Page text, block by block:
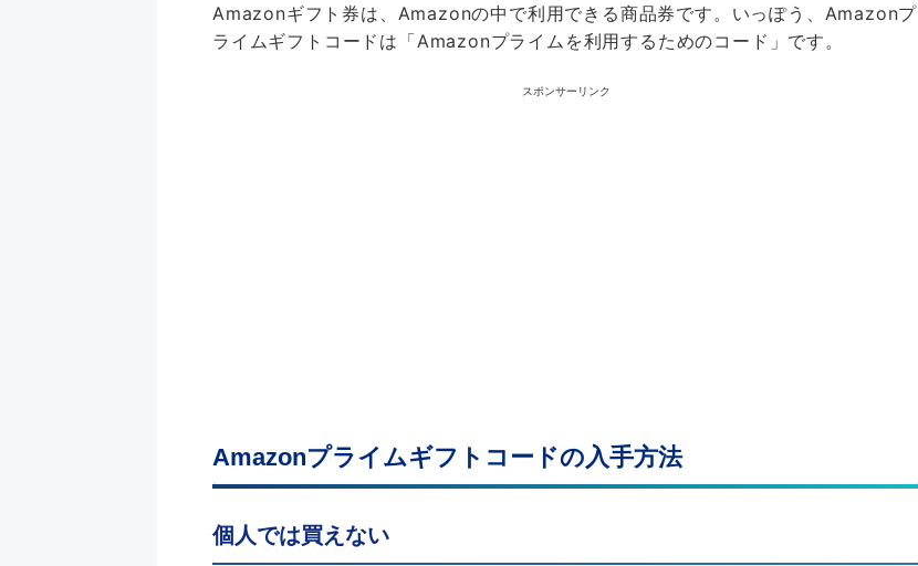
Amazonギフト券は、Amazonの中で利用できる商品券です。いっぽう、Amazonプ
ライムギフトコードは「Amazonプライムを利用するためのコード」です。
スポンサーリンク
Amazonプライムギフトコードの入手方法
個人では買えない